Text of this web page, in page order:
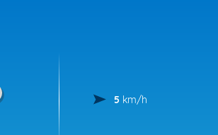
5 km/h